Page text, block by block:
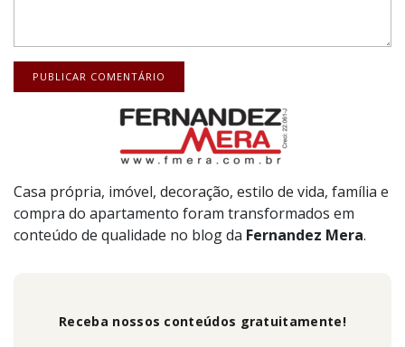
Casa própria, imóvel, decoração, estilo de vida, família e
compra do apartamento foram transformados em
conteúdo de qualidade no blog da Fernandez Mera.
Receba nossos conteúdos gratuitamente!